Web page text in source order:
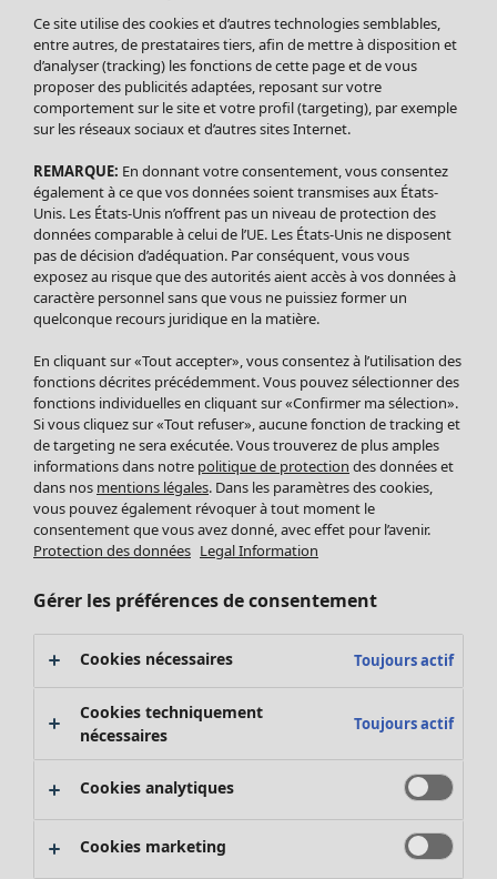
Soldes Vêtements
Tous les vêtements
Robes
Tuniques
Blouses
Tops
Gilets
Pantalon
Jupes
Leggings et collants
Accessoires
Chaussures
Vêtements de bain
Basics
Soldes Mobilier
Bonnes affaires déco
Décoration
Textiles
Tapis
Éponge
Promos SOLDES
Les promos de Gudrun Sjödén
Nouvel arrivage
Ce site utilise des cookies et d’autres technologies semblables,
entre autres, de prestataires tiers, afin de mettre à disposition et
d’analyser (tracking) les fonctions de cette page et de vous
proposer des publicités adaptées, reposant sur votre
comportement sur le site et votre profil (targeting), par exemple
sur les réseaux sociaux et d’autres sites Internet.
REMARQUE: En donnant votre consentement, vous consentez
également à ce que vos données soient transmises aux États-
Unis. Les États-Unis n’offrent pas un niveau de protection des
données comparable à celui de l’UE. Les États-Unis ne disposent
pas de décision d’adéquation. Par conséquent, vous vous
exposez au risque que des autorités aient accès à vos données à
caractère personnel sans que vous ne puissiez former un
quelconque recours juridique en la matière.
En cliquant sur «Tout accepter», vous consentez à l’utilisation des
fonctions décrites précédemment. Vous pouvez sélectionner des
fonctions individuelles en cliquant sur «Confirmer ma sélection».
Si vous cliquez sur «Tout refuser», aucune fonction de tracking et
de targeting ne sera exécutée. Vous trouverez de plus amples
informations dans notre politique de protection des données et
dans nos mentions légales. Dans les paramètres des cookies,
vous pouvez également révoquer à tout moment le
consentement que vous avez donné, avec effet pour l’avenir.
Protection des données Legal Information
Gérer les préférences de consentement
Cookies nécessaires Toujours actif
Cookies techniquement
nécessaires
Toujours actif
Cookies analytiques
Cookies marketing